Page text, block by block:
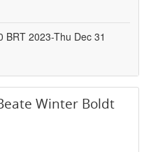
BRT 2023-Thu Dec 31
Winter Boldt